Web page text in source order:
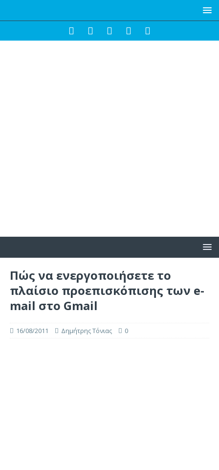
Πώς να ενεργοποιήσετε το
πλαίσιο προεπισκόπισης των e-
mail στο Gmail
16/08/2011 Δημήτρης Τόνιας 0